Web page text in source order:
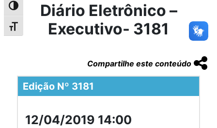
Alternar alto contraste
Alternar tamanho da fonte
Diário Eletrônico –
Executivo- 3181
Compartilhe este conteúdo
Edição Nº 3181
12/04/2019 14:00